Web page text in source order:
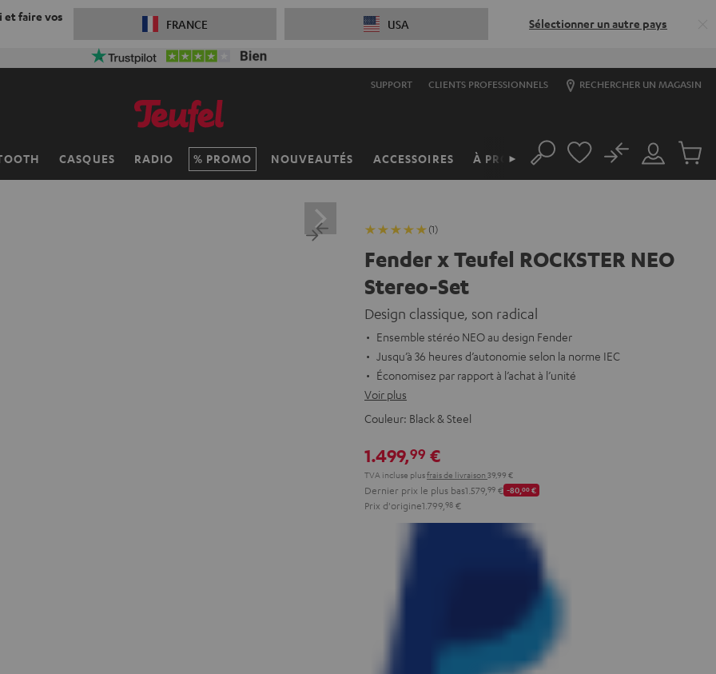
et faire vos
FRANCE USA Sélectionner un autre pays
SUPPORT CLIENTS PROFESSIONNELS RECHERCHER UN MAGASIN
CASQUES RADIO PROMO NOUVEAUTÉS ACCESSOIRES À PROPOS
► Rechercher
Mon
compte
No
(1)
Fender x Teufel ROCKSTER NEO
Stereo-Set
Design classique, son radical
Ensemble stéréo NEO au design Fender
Jusqu’à 36 heures d’autonomie selon la norme IEC
Économisez par rapport à l’achat à l’unité
Voir plus
Couleur: Black & Steel
1.499,99 €
TVA incluse plusfrais de livraison 39,99 €
Dernier prix le plus bas1.579, 99 € -80,00€
Prix d'origine1.799, 98 €